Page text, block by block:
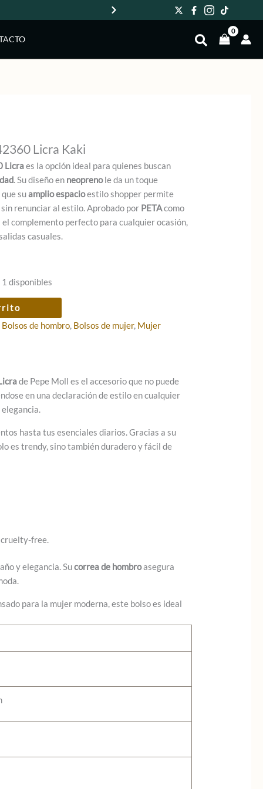
Licra Kaki
Licraes la opción ideal para quienes buscan
. Su diseño en neoprenole da un toque
que suamplio espacioestilo shopper permite
renunciar al estilo. Aprobado por PETAcomo
complemento perfecto para cualquier ocasión,
casuales.
1 disponibles
Bolsos de hombro, Bolsos de mujer, Mujer
de Pepe Moll es el accesorio que no puede
en una declaración de estilo en cualquier
hasta tus esenciales diarios. Gracias a su
es trendy, sino también duradero y fácil de
cruelty-free.
y elegancia. Sucorrea de hombroasegura
para la mujer moderna, este bolso es ideal